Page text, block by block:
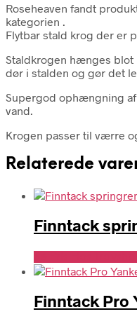
Roseheaven fandt
kategorien .
Flytbar stald krog der er
Staldkrogen hænges
dør i stalden og gør det
Supergod ophængning
vand.
Krogen passer til værre
Relaterede
Finntack
Finntack Pro